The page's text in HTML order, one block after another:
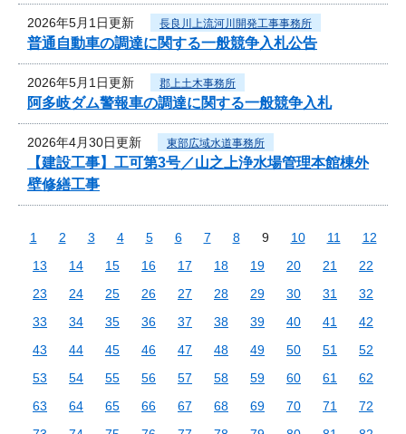
2026年5月1日更新 長良川上流河川開発工事事務所
普通自動車の調達に関する一般競争入札公告
2026年5月1日更新 郡上土木事務所
阿多岐ダム警報車の調達に関する一般競争入札
2026年4月30日更新 東部広域水道事務所
【建設工事】工可第3号／山之上浄水場管理本館棟外
壁修繕工事
1 2 3 4 5 6 7 8 9 10 11
12
13
14 15 16 17 18 19 20 21
22
23
24 25 26 27 28 29 30 31
32
33
34 35 36 37 38 39 40 41
42
43
44 45 46 47 48 49 50 51
52
53
54 55 56 57 58 59 60 61
62
63
64 65 66 67 68 69 70 71
72